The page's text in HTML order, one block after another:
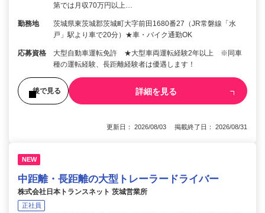
第では月収70万円以上…
勤務地
茨城県東茨城郡茨城町大字前田1680番27（JR常磐線「水
戸」駅より車で20分）★車・バイク通勤OK
応募資格
大型自動車運転免許 ★大型車両運転経験2年以上 ※同車
種の運転経験、長距離経験者は優遇します！
後で見る 詳細を見る
更新日： 2026/08/03 掲載終了日： 2026/08/31
NEW
中距離・長距離の大型トレーラードライバー
株式会社日本トランスネット 茨城営業所
正社員